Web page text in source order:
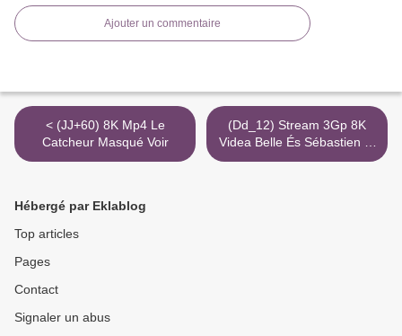
Ajouter un commentaire
< (JJ+60) 8K Mp4 Le
Catcheur Masqué Voir
(Dd_12) Stream 3Gp 8K
Videa Belle És Sébastien 3:
Mindörökké Barátok >
Hébergé par Eklablog
Top articles
Pages
Contact
Signaler un abus